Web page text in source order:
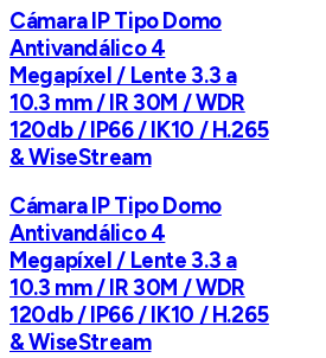
Cámara IP Tipo Domo
Antivandálico 4
Megapíxel / Lente 3.3 a
10.3 mm / IR 30M / WDR
120db / IP66 / IK10 / H.265
& WiseStream
Cámara IP Tipo Domo
Antivandálico 4
Megapíxel / Lente 3.3 a
10.3 mm / IR 30M / WDR
120db / IP66 / IK10 / H.265
& WiseStream